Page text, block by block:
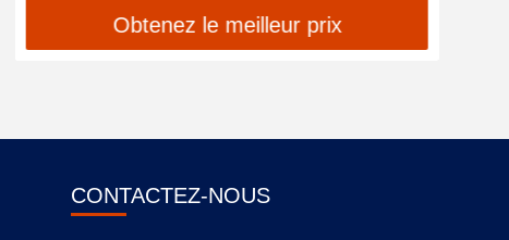
Obtenez le meilleur prix
CONTACTEZ-NOUS